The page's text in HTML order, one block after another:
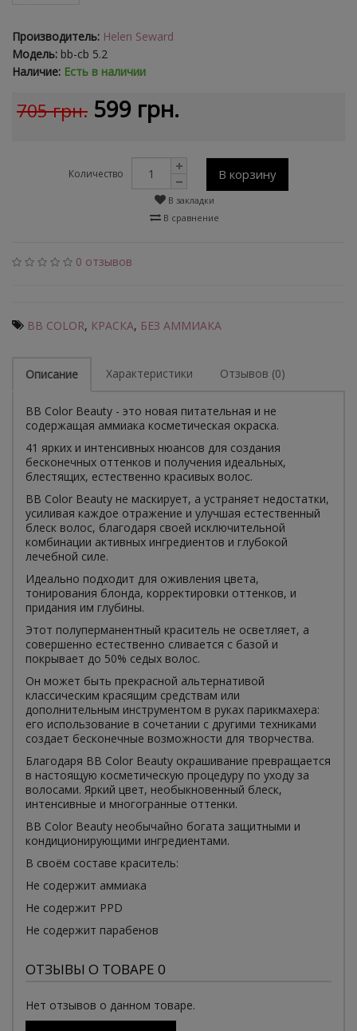
Производитель: Helen Seward
Модель: bb-cb 5.2
Наличие: Есть в наличии
705 грн. 599 грн.
Количество В корзину
В закладки
В сравнение
0 отзывов
BB COLOR, КРАСКА, БЕЗ АММИАКА
Описание Характеристики Отзывов (0)
BB Color Beauty - это новая питательная и не
содержащая аммиака косметическая окраска.
41 ярких и интенсивных нюансов для создания
бесконечных оттенков и получения идеальных,
блестящих, естественно красивых волос.
BB Color Beauty не маскирует, а устраняет недостатки,
усиливая каждое отражение и улучшая естественный
блеск волос, благодаря своей исключительной
комбинации активных ингредиентов и глубокой
лечебной силе.
Идеально подходит для оживления цвета,
тонирования блонда, корректировки оттенков, и
придания им глубины.
Этот полуперманентный краситель не осветляет, а
совершенно естественно сливается с базой и
покрывает до 50% седых волос.
Он может быть прекрасной альтернативой
классическим красящим средствам или
дополнительным инструментом в руках парикмахера:
его использование в сочетании с другими техниками
создает бесконечные возможности для творчества.
Благодаря BB Color Beauty окрашивание превращается
в настоящую косметическую процедуру по уходу за
волосами. Яркий цвет, необыкновенный блеск,
интенсивные и многогранные оттенки.
BB Color Beauty необычайно богата защитными и
кондиционирующими ингредиентами.
В своём составе краситель:
Не содержит аммиака
Не содержит PPD
Не содержит парабенов
ОТЗЫВЫ О ТОВАРЕ 0
Нет отзывов о данном товаре.